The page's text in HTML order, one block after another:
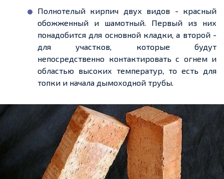
Полнотелый кирпич двух видов - красный
обожженный и шамотный. Первый из них
понадобится для основной кладки, а второй -
для участков, которые будут
непосредственно контактировать с огнеми
областью высоких температур, то есть для
топки и начала дымоходной трубы.